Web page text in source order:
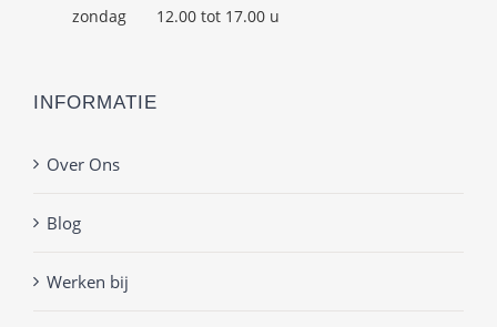
zondag
12.00 tot 17.00 u
INFORMATIE
Over Ons
Blog
Werken bij